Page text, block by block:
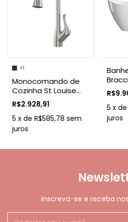
+1
Monocomando de
Cozinha St Louise
Bracci
R$2.928,91
5 x de R$585,78 sem
juros
5 x de
juros
Inscreva-se e receba